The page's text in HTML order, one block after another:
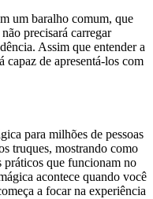
um baralho comum, que
precisará carregar
Assim que entender a
capaz de apresentá-los com
para milhões de pessoas
truques, mostrando como
práticos que funcionam no
acontece quando você
a focar na experiência